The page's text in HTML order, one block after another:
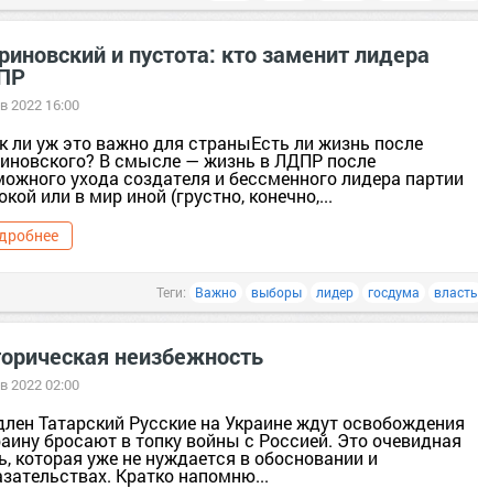
и пустота: кто заменит лидера
2022 16:00
ли уж это важно для страныЕсть ли жизнь после
В смысле — жизнь в ЛДПР после
ухода создателя и бессменного лидера партии
или в мир иной (грустно, конечно,...
Теги: Важно выборы лидер госдума власть
неизбежность
2022 02:00
Татарский Русские на Украине ждут освобождения
бросают в топку войны с Россией. Это очевидная
которая уже не нуждается в обосновании и
Кратко напомню...